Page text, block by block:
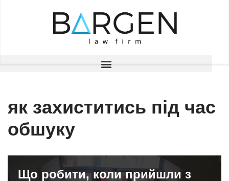
як захиститись під час
обшуку
Що робити, коли прийшли з